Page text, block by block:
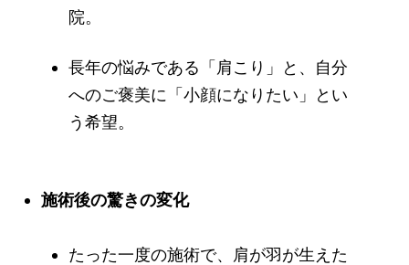
院。
長年の悩みである「肩こり」と、自分
へのご褒美に「小顔になりたい」とい
う希望。
施術後の驚きの変化
たった一度の施術で、肩が羽が生えた